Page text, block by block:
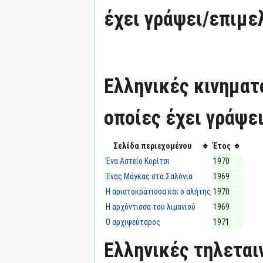
έχει γράψει/
Ελληνικές
οποίες έχει
Σελίδα περιεχομένου
Έτος
Ένα Αστείο Κορίτσι
1970
Ένας Μάγκας στα Σαλόνια
1969
Η αριστοκράτισσα και ο αλήτης 1970
Η αρχόντισσα του λιμανιού
1969
Ο αρχιψεύταρος
1971
Ελληνικές